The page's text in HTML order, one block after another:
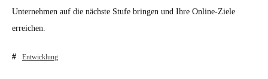
Unternehmen auf die nächste Stufe bringen und Ihre Online-Ziele
erreichen.
Entwicklung